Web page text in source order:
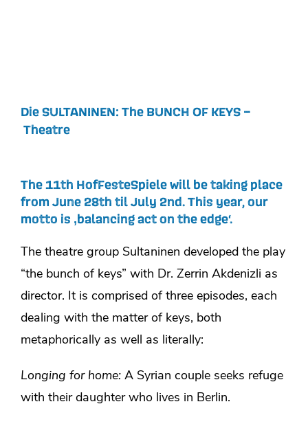
Die SULTANINEN: The BUNCH OF KEYS –
Theatre
The 11th HofFesteSpiele will be taking place
from June 28th til July 2nd. This year, our
motto is ‚balancing act on the edge‘.
The theatre group Sultaninen developed the play
“the bunch of keys” with Dr. Zerrin Akdenizli as
director. It is comprised of three episodes, each
dealing with the matter of keys, both
metaphorically as well as literally:
Longing for home: A Syrian couple seeks refuge
with their daughter who lives in Berlin.